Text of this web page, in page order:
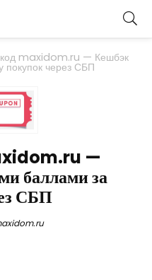
maxidom.ru — Кешбэк
покупок через СБП
—
баллами за
СБП